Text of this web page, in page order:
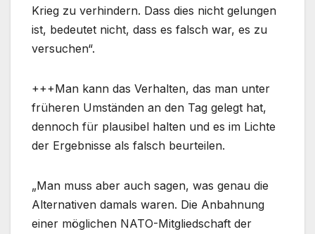
Krieg zu verhindern. Dass dies nicht gelungen
ist, bedeutet nicht, dass es falsch war, es zu
versuchen“.
+++Man kann das Verhalten, das man unter
früheren Umständen an den Tag gelegt hat,
dennoch für plausibel halten und es im Lichte
der Ergebnisse als falsch beurteilen.
„Man muss aber auch sagen, was genau die
Alternativen damals waren. Die Anbahnung
einer möglichen NATO-Mitgliedschaft der